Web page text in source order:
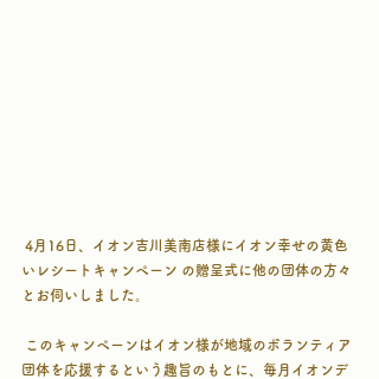
いレシートキャンペーン の贈呈式に他の団体の方々
とお伺いしました。
団体を応援するという趣旨のもとに、毎月イオンデ